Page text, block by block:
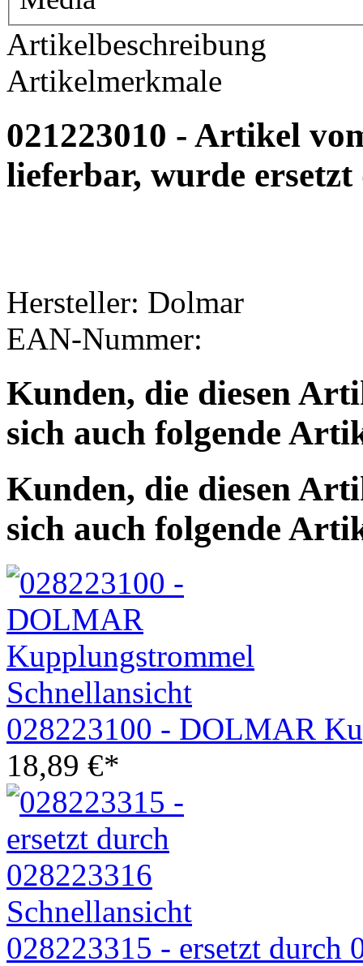
Artikelbeschreibung
Artikelmerkmale
021223010 - Artikel
lieferbar, wurde ersetzt
Hersteller: Dolmar
EAN-Nummer:
Kunden, die diesen
sich auch folgende
Kunden, die diesen
sich auch folgende
Schnellansicht
028223100 - DOLMAR
18,89 €*
Schnellansicht
028223315 - ersetzt durch